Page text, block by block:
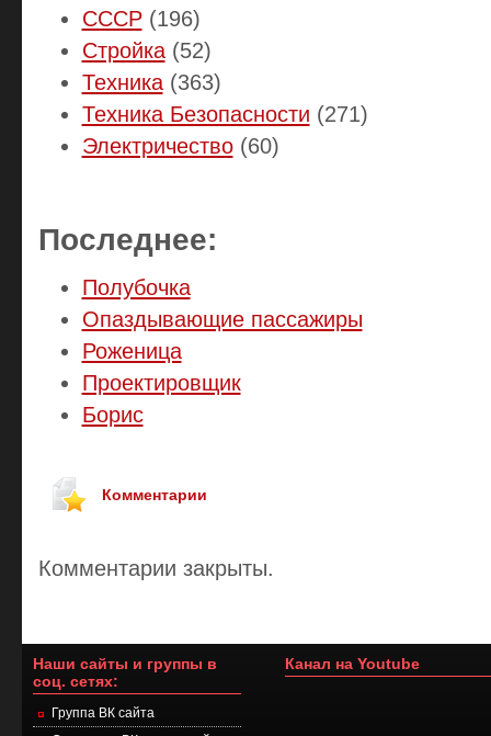
СССР(196)
Стройка(52)
Техника(363)
Техника Безопасности (271)
Электричество(60)
Последнее:
Полубочка
Опаздывающие пассажиры
Роженица
Проектировщик
Борис
Комментарии
Комментарии закрыты.
Наши сайты и группы в
соц. сетях:
Группа ВК сайта
Канал на Youtube